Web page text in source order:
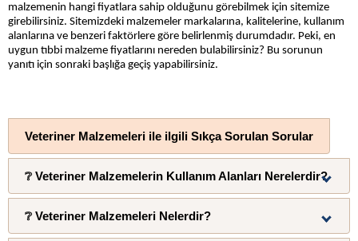
malzemenin hangi fiyatlara sahip olduğunu görebilmek için sitemize
girebilirsiniz. Sitemizdeki malzemeler markalarına, kalitelerine, kullanım
alanlarına ve benzeri faktörlere göre belirlenmiş durumdadır. Peki, en
uygun tıbbi malzeme fiyatlarını nereden bulabilirsiniz? Bu sorunun
yanıtı için sonraki başlığa geçiş yapabilirsiniz.
Veteriner Malzemeleri ile ilgili Sıkça Sorulan Sorular
❔ Veteriner Malzemelerin Kullanım Alanları Nerelerdir?
Hayvan sağlığı alanda çalışanlar için bir çok önemli
❔ Veteriner Malzemeleri Nelerdir?